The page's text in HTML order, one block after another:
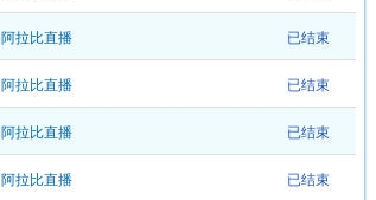
阿拉比直播 已结束
阿拉比直播 已结束
阿拉比直播 已结束
阿拉比直播 已结束